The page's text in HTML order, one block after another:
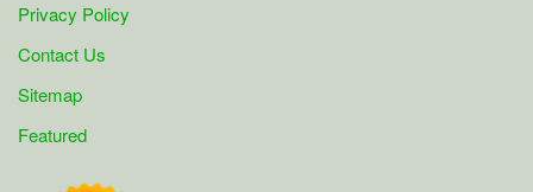
Privacy Policy
Contact Us
Sitemap
Featured